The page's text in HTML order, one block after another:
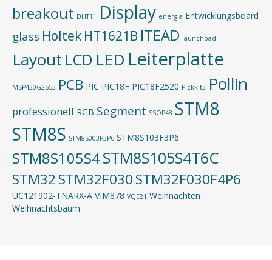
breakout DHT11 Display energia Entwicklungsboard
glass Holtek HT1621B ITEAD launchpad
Layout LCD LED Leiterplatte
MSP430G2553 PCB PIC PIC18F PIC18F2520 Pickkit3 Pollin
professionell RGB Segment SSOP48 STM8
STM8S STM8S003F3P6 STM8S103F3P6
STM8S105S4STM8S105S4T6C
STM32 STM32F030STM32F030F4P6
UC121902-TNARX-A VIM878 VQE21 Weihnachten
Weihnachtsbaum